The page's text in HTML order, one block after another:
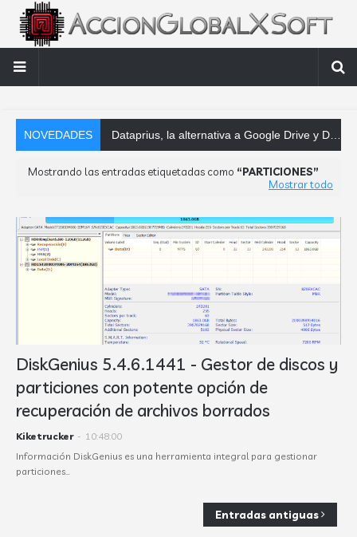
NOVEDADES Dataprius, la alternativa a Google Drive y Dropbox que las empresas deberían conocer
Mostrando las entradas etiquetadas como
PARTICIONES
Mostrar todo
DiskGenius 5.4.6.1441 - Gestor de discos y
particiones con potente opción de
recuperación de archivos borrados
Kiketrucker - 10:48:00
Información DiskGenius es una herramienta integral para gestionar
particiones…
Entradas antiguas